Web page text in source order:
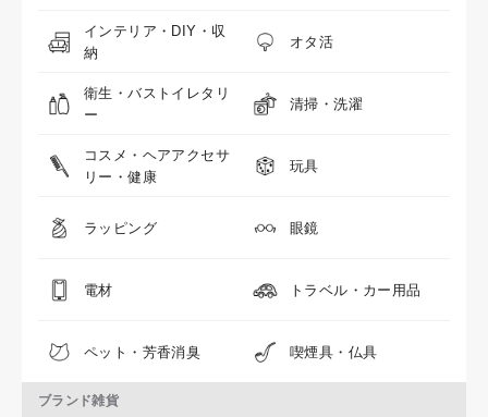
インテリア・DIY・収
納
オタ活
衛生・バストイレタリ
ー
清掃・洗濯
コスメ・ヘアアクセサ
リー・健康
玩具
ラッピング 眼鏡
電材 トラベル・カー用品
ペット・芳香消臭 喫煙具・仏具
ブランド雑貨